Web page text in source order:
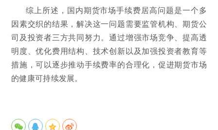
综上所述，国内期货市场手续费居高问题是一个多
因素交织的结果，解决这一问题需要监管机构、期货公
司及投资者三方共同努力。通过增强市场竞争、提高透
明度、优化费用结构、技术创新以及加强投资者教育等
措施，可以逐步推动手续费率的合理化，促进期货市场
的健康可持续发展。